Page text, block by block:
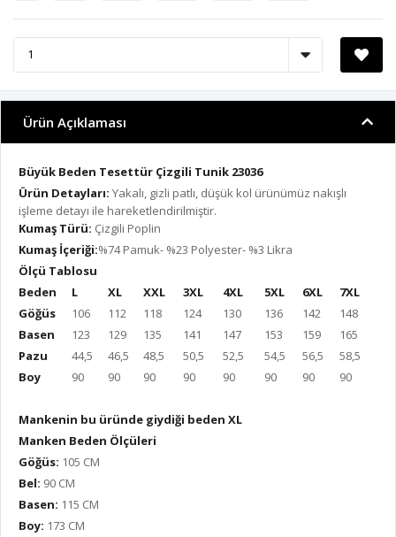
Ürün Açıklaması
Büyük Beden Tesettür Çizgili Tunik 23036
Ürün Detayları: Yakalı, gizli patlı, düşük kol ürünümüz nakışlı
işleme detayı ile hareketlendirilmiştir.
Kumaş Türü: Çizgili Poplin
Kumaş İçeriği:%74 Pamuk- %23 Polyester- %3 Likra
Ölçü Tablosu
Beden
L XL XXL 3XL 4XL 5XL 6XL
7XL
Göğüs
106 112 118 124 130 136 142
148
Basen
123 129 135 141 147 153 159
165
Pazu
44,5 46,5 48,5 50,5 52,5 54,5 56,5
58,5
Boy
90 90 90 90 90 90 90 90
Mankenin bu üründe giydiği beden XL
Manken Beden Ölçüleri
Göğüs: 105 CM
Bel: 90 CM
Basen: 115 CM
Boy: 173 CM